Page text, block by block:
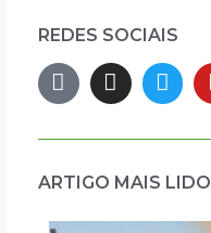
REDES SOCIAIS
ARTIGO MAIS LIDO